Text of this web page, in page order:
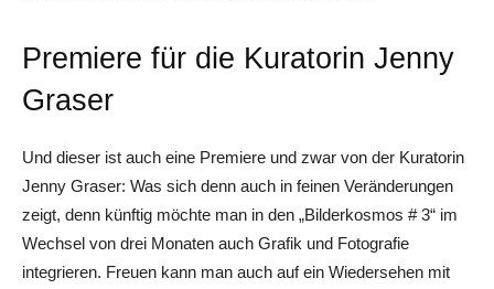
Premiere für die Kuratorin Jenny
Graser
Und dieser ist auch eine Premiere und zwar von der Kuratorin
Jenny Graser: Was sich denn auch in feinen Veränderungen
zeigt, denn künftig möchte man in den „Bilderkosmos # 3“ im
Wechsel von drei Monaten auch Grafik und Fotografie
integrieren. Freuen kann man auch auf ein Wiedersehen mit